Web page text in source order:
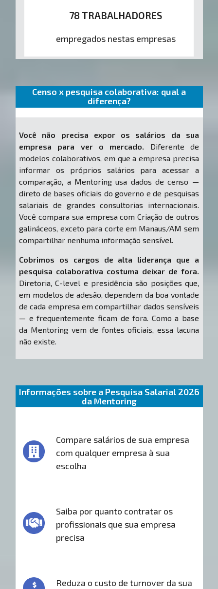
78 TRABALHADORES
empregados nestas empresas
Censo x pesquisa colaborativa: qual a
diferença?
Você não precisa expor os salários da sua
empresa para ver o mercado. Diferente de
modelos colaborativos, em que a empresa precisa
informar os próprios salários para acessar a
comparação, a Mentoring usa dados de censo —
direto de bases oficiais do governo e de pesquisas
salariais de grandes consultorias internacionais.
Você compara sua empresa com Criação de outros
galináceos, exceto para corte em Manaus/AM sem
compartilhar nenhuma informação sensível.
Cobrimos os cargos de alta liderança que a
pesquisa colaborativa costuma deixar de fora.
Diretoria, C-level e presidência são posições que,
em modelos de adesão, dependem da boa vontade
de cada empresa em compartilhar dados sensíveis
— e frequentemente ficam de fora. Como a base
da Mentoring vem de fontes oficiais, essa lacuna
não existe.
Informações sobre a Pesquisa Salarial 2026
da Mentoring
Compare salários de sua empresa
com qualquer empresa à sua
escolha
Saiba por quanto contratar os
profissionais que sua empresa
precisa
Reduza o custo de turnover da sua